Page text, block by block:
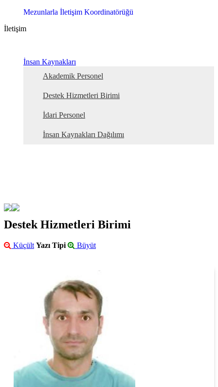
Mezunlarla İletişim Koordinatörüğü
İletişim
İnsan Kaynakları
Akademik Personel
Destek Hizmetleri Birimi
İdari Personel
İnsan Kaynakları Dağılımı
Destek Hizmetleri Birimi
Küçült Yazı Tipi Büyüt